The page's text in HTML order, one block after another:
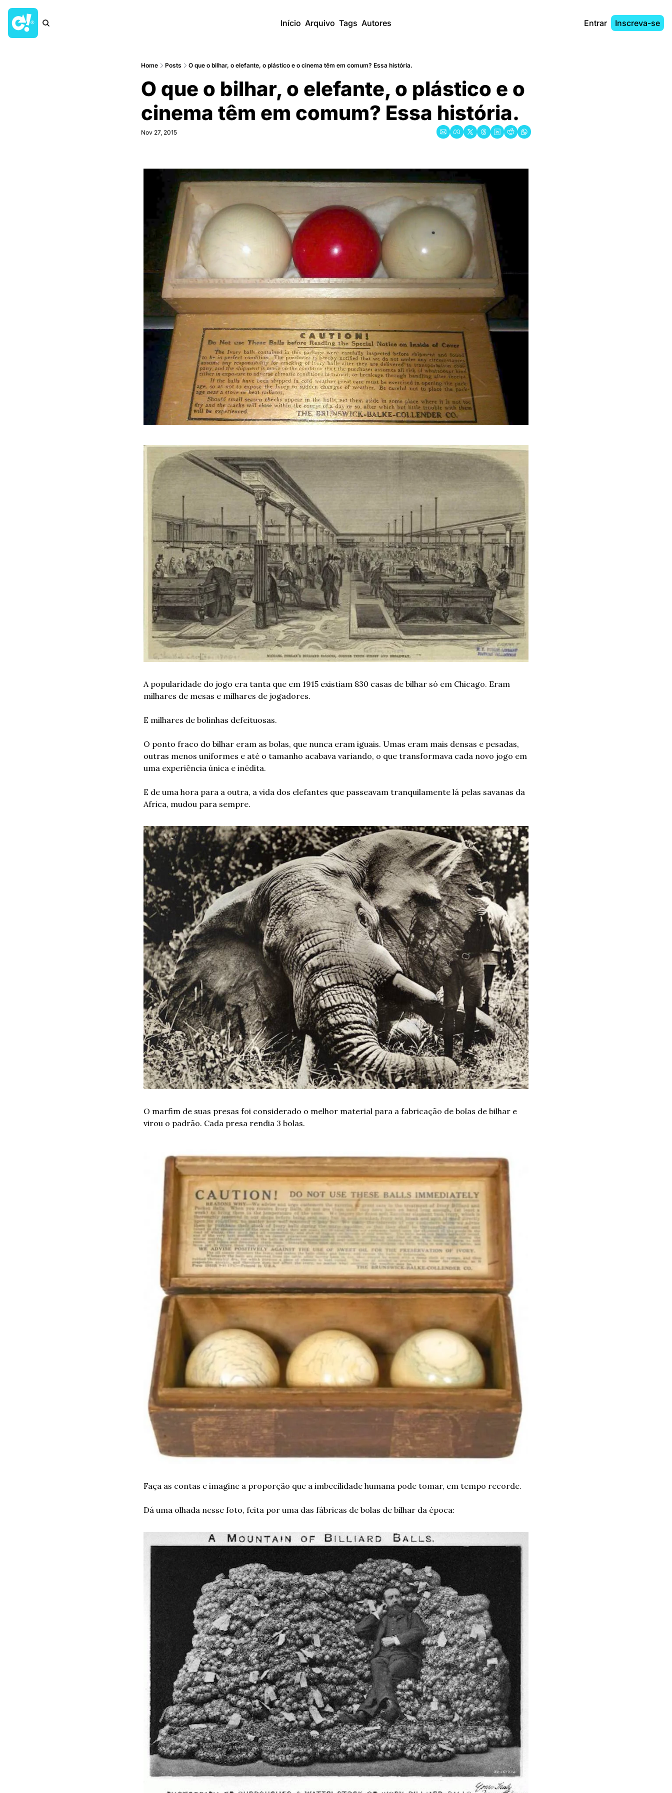
Início Arquivo Tags Autores Entrar Inscreva-se
Home Posts O que o bilhar, o elefante, o plástico e o cinema têm em comum? Essa história.
O que o bilhar, o elefante, o plástico e o
cinema têm em comum? Essa história.
Nov 27, 2015
A popularidade do jogo era tanta que em 1915 existiam 830 casas de bilhar só em Chicago. Eram
milhares de mesas e milhares de jogadores.
E milhares de bolinhas defeituosas.
O ponto fraco do bilhar eram as bolas, que nunca eram iguais. Umas eram mais densas e pesadas,
outras menos uniformes e até o tamanho acabava variando, o que transformava cada novo jogo em
uma experiência única e inédita.
E de uma hora para a outra, a vida dos elefantes que passeavam tranquilamente lá pelas savanas da
Africa, mudou para sempre.
O marfim de suas presas foi considerado o melhor material para a fabricação de bolas de bilhar e
virou o padrão. Cada presa rendia 3 bolas.
Faça as contas e imagine a proporção que a imbecilidade humana pode tomar, em tempo recorde.
Dá uma olhada nesse foto, feita por uma das fábricas de bolas de bilhar da época: